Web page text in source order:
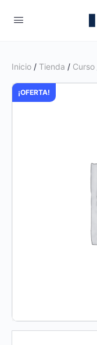
Inicio / Tienda / Curso
¡OFERTA!